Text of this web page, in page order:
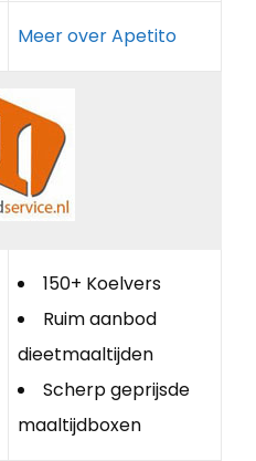
Meer over Apetito
150+ Koelvers
Ruim aanbod
dieetmaaltijden
Scherp geprijsde
maaltijdboxen